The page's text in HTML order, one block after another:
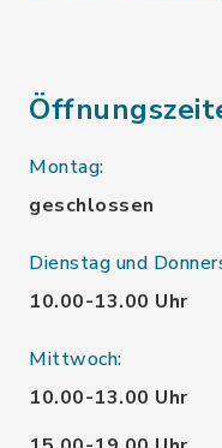
Montag:
geschlossen
Dienstag und
10.00-13.00 Uhr
Mittwoch:
10.00-13.00 Uhr